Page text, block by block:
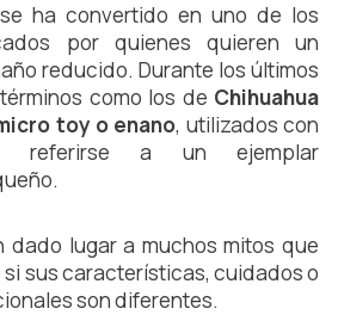
ha convertido en uno de los
por quienes quieren un
reducido. Durante los últimos
como los de Chihuahua
toy o enano, utilizados con
referirse a un ejemplar
dado lugar a muchos mitos que
sus características, cuidados o
son diferentes.